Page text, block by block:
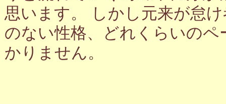
思います。 しかし元来が怠
のない性格、どれくらいの
かりません。